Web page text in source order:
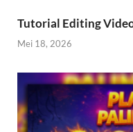
Tutorial Editing
Mei 18, 2026